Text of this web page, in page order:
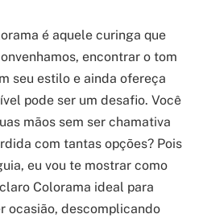
é aquele curinga que
encontrar o tom
seu estilo e ainda ofereça
pode ser um desafio. Você
mãos sem ser chamativa
com tantas opções? Pois
eu vou te mostrar como
Colorama ideal para
ocasião, descomplicando